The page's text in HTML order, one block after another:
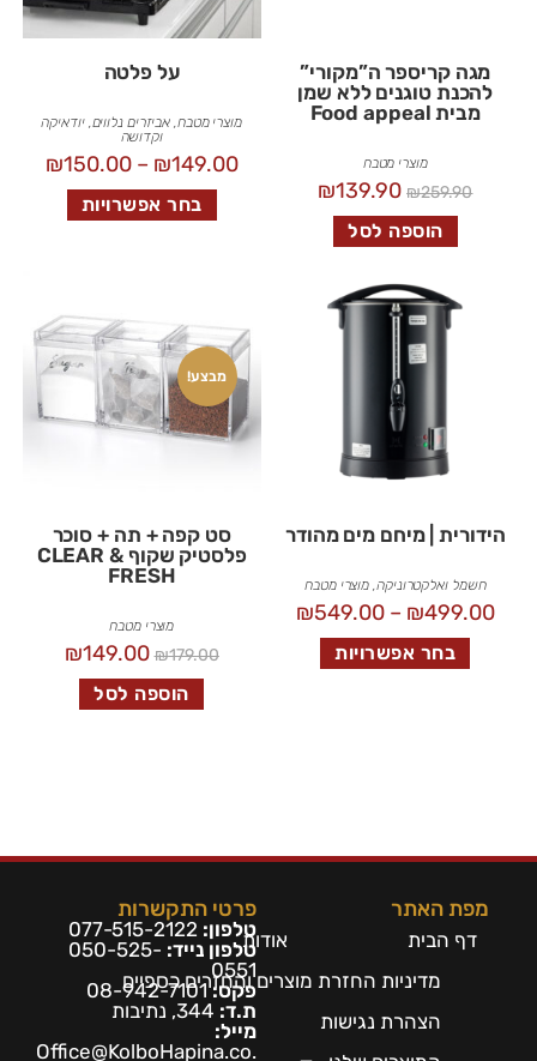
מגה קריספר ה”מקורי”
להכנת טוגנים ללא שמן
מבית Food appeal
מוצרי מטבח
₪259.90
₪139.90
הוספה לסל
על פלטה
מוצרי מטבח, אביזרים נלווים,יודאיקה
וקדושה
₪149.00
–
₪150.00
בחר אפשרויות
הידורית | מיחם מים מהודר
חשמל ואלקטרוניקה, מוצרי מטבח
₪499.00
–
₪549.00
בחר אפשרויות
מבצע!
סט קפה + תה + סוכר
פלסטיק שקוף CLEAR &
FRESH
מוצרי מטבח
₪179.00
₪149.00
הוספה לסל
מפת האתר
דף הבית
אודות
מדיניות החזרת מוצרים והחזרים כספיים
הצהרת נגישות
פרטי התקשרות
טלפון: 077-515-2122
טלפון נייד: 050-525-
0551
פקס:08-942-7101
ת.ד:
מייל:
Office@KolboHapina.co.